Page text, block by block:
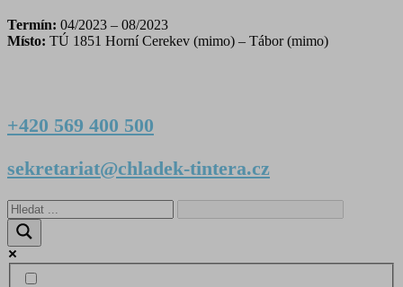
Termín: 04/2023 – 08/2023
Místo: TÚ 1851 Horní Cerekev (mimo) – Tábor (mimo)
+420 569 400 500
sekretariat@chladek-tintera.cz